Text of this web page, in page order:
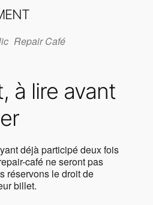
Repair Café
à lire avant
déjà participé deux fois
café ne seront pas
réservons le droit de
billet.